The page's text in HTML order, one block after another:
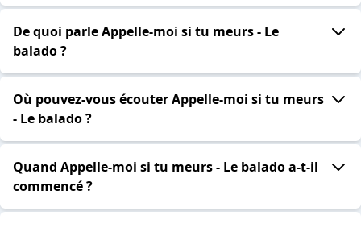
De quoi parle Appelle-moi si tu meurs - Le
balado ?
Où pouvez-vous écouter Appelle-moi si tu meurs
- Le balado ?
Quand Appelle-moi si tu meurs - Le balado a-t-il
commencé ?